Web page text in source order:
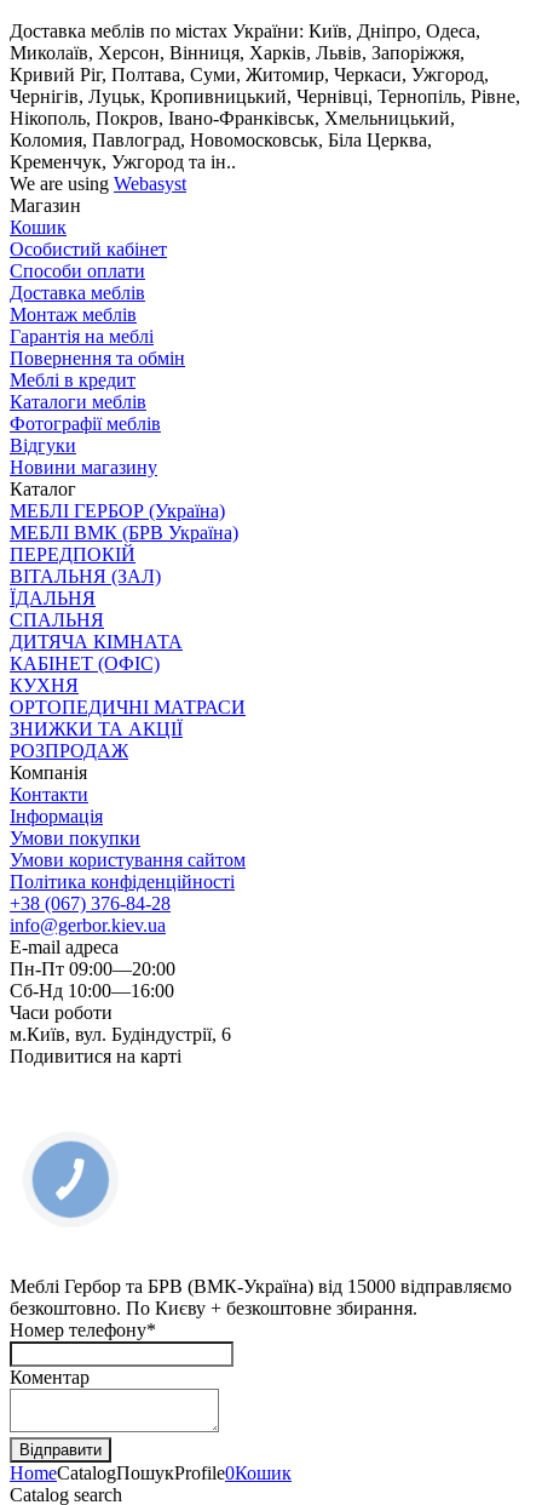
Доставка меблів по містах України: Київ, Дніпро, Одеса,
Миколаїв, Херсон, Вінниця, Харків, Львів, Запоріжжя,
Кривий Ріг, Полтава, Суми, Житомир, Черкаси, Ужгород,
Чернігів, Луцьк, Кропивницький, Чернівці, Тернопіль, Рівне,
Нікополь, Покров, Івано-Франківськ, Хмельницький,
Коломия, Павлоград, Новомосковськ, Біла Церква,
Кременчук, Ужгород та ін..
We are using Webasyst
Магазин
Кошик
Особистий кабінет
Способи оплати
Доставка меблів
Монтаж меблів
Гарантія на меблі
Повернення та обмін
Меблі в кредит
Каталоги меблів
Фотографії меблів
Відгуки
Новини магазину
Каталог
МЕБЛІ ГЕРБОР (Україна)
МЕБЛІ ВМК (БРВ Україна)
ПЕРЕДПОКІЙ
ВІТАЛЬНЯ (ЗАЛ)
ЇДАЛЬНЯ
СПАЛЬНЯ
ДИТЯЧА КІМНАТА
КАБІНЕТ (ОФІС)
КУХНЯ
ОРТОПЕДИЧНІ МАТРАСИ
ЗНИЖКИ ТА АКЦІЇ
РОЗПРОДАЖ
Компанія
Контакти
Інформація
Умови покупки
Умови користування сайтом
Політика конфіденційності
+38 (067) 376-84-28
info@gerbor.kiev.ua
E-mail адреса
Пн-Пт 09:00—20:00
Сб-Нд 10:00—16:00
Часи роботи
м.Київ, вул. Будіндустрії, 6
Подивитися на карті
Меблі Гербор та БРВ (ВМК-Україна) від 15000 відправляємо
безкоштовно. По Києву + безкоштовне збирання.
Номер телефону*
Коментар
HomeCatalogПошукProfile0Кошик
Catalog search